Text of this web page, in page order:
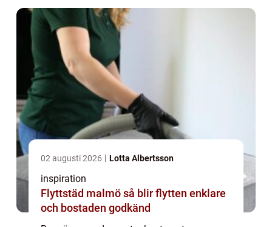
ocks...
02 augusti 2026 Lotta Albertsson
inspiration
Flyttstäd malmö så blir flytten enklare
och bostaden godkänd